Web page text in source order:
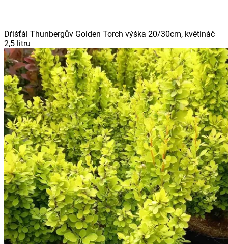
Dřišťál Thunbergův Golden Torch výška 20/30cm, květináč
2,5 litru